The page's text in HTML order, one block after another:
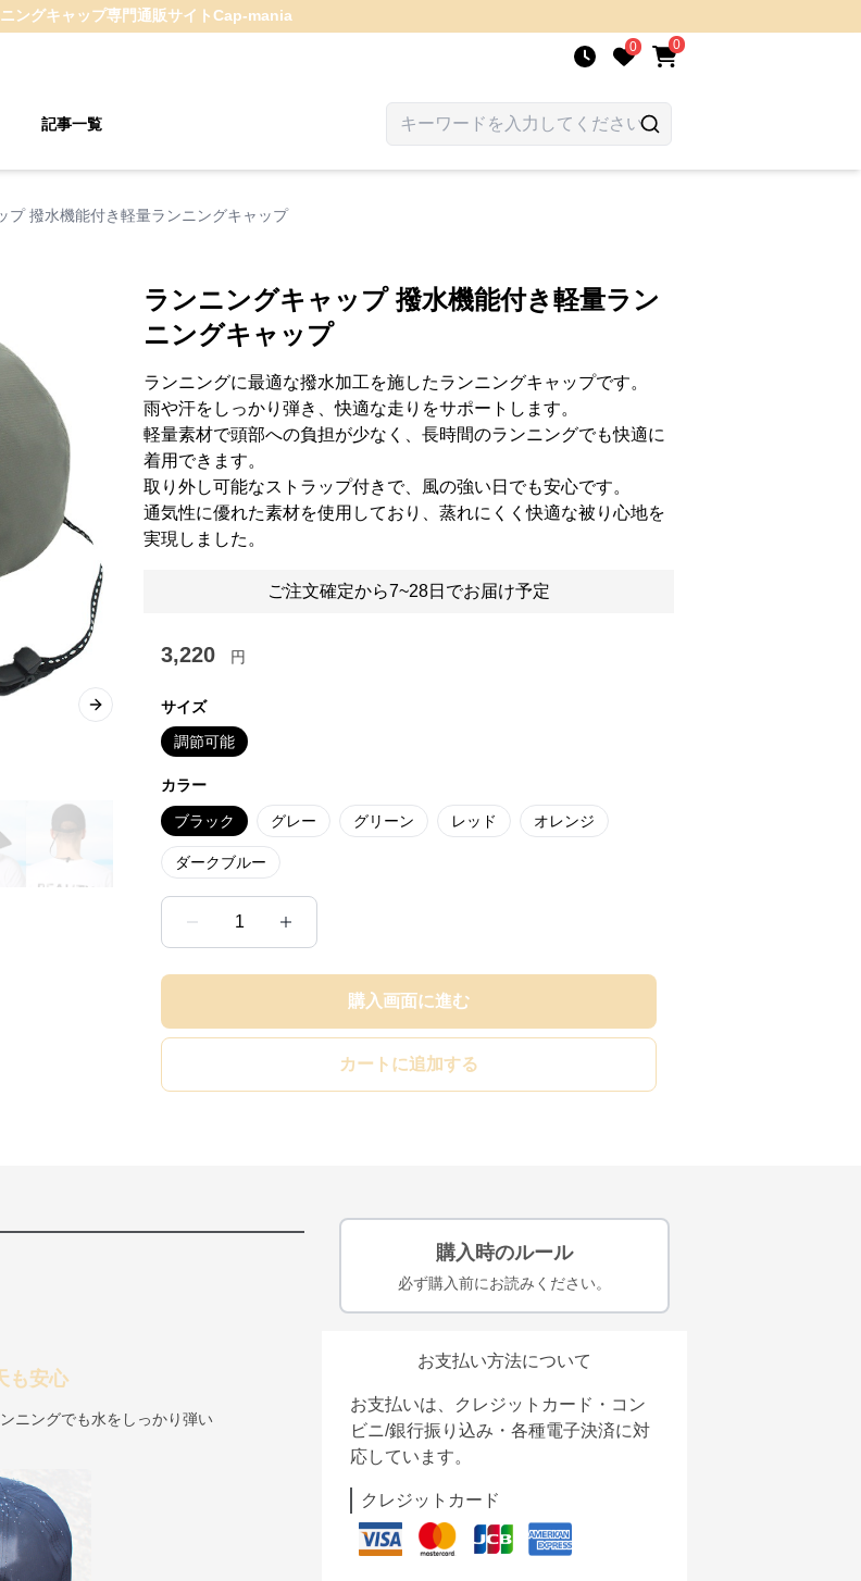
ングキャップ専門通販サイトCap-mania
0 0
記事一覧
プ 撥水機能付き軽量ランニングキャップ
Next slide
ランニングキャップ 撥水機能付き軽量ラン
ニングキャップ
ランニングに最適な撥水加工を施したランニングキャップです。
雨や汗をしっかり弾き、快適な走りをサポートします。
軽量素材で頭部への負担が少なく、長時間のランニングでも快適に
着用できます。
取り外し可能なストラップ付きで、風の強い日でも安心です。
通気性に優れた素材を使用しており、蒸れにくく快適な被り心地を
実現しました。
ご注文確定から7~28日でお届け予定
3,220 円
サイズ
調節可能
カラー
ブラック グレー グリーン レッド オレンジ
ダークブルー
1
購入画面に進む
カートに追加する
も安心
ニングでも水をしっかり弾い
購入時のルール
必ず購入前にお読みください。
お支払い方法について
お支払いは、クレジットカード・コン
ビニ/銀行振り込み・各種電子決済に対
応しています。
クレジットカード